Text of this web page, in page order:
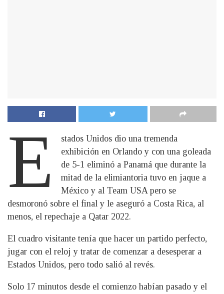
E
stados Unidos dio una tremenda
exhibición en Orlando y con una goleada
de 5-1 eliminó a Panamá que durante la
mitad de la elimiantoria tuvo en jaque a
México y al Team USA pero se
desmoronó sobre el final y le aseguró a Costa Rica, al
menos, el repechaje a Qatar 2022.
El cuadro visitante tenía que hacer un partido perfecto,
jugar con el reloj y tratar de comenzar a desesperar a
Estados Unidos, pero todo salió al revés.
Solo 17 minutos desde el comienzo habían pasado y el